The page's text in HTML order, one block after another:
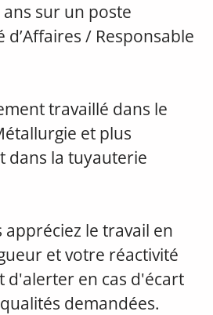
sur un poste
d’Affaires / Responsable
travaillé dans le
et plus
dans la tuyauterie
le travail en
et votre réactivité
d'alerter en cas d'écart
demandées.